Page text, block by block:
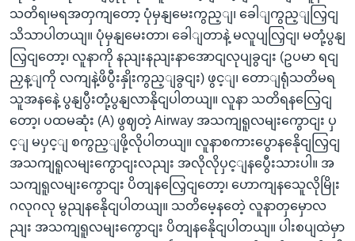
သတိရ၊မရအတှကျတော့ ပုံမှနျမေးကွည့ျ၊ ခေါျကွည့ျလြှငျ
သိသာပါတယျ။ ပုံမှနျမေးတာ၊ ခေါျတာနဲ့ မလူပျလြှငျ၊ မတုံ့ပွနျ
လြှငျတော့၊ လူနာကို နညျးနညျးနာအောငျလုပျခွငျး (ဥပမာ ရငျ
ညှန့ျကို လကျနဲ့ဖိပွီးနှိုးကွည့ျခွငျး) ဖွင့ျ၊ တောျရုံသတိမရ
သူအနနေဲ့ ပွနျပွီးတုံ့ပွနျလာနိုငျပါတယျ။ လူနာ သတိရနလြှေငျ
တော့၊ ပထမဆုံး (A) ဖွဈတဲ့ Airway အသကျရူလမျးကွောငျး ပှ
င့ျ မပှင့ျ စကွည့ျဖို့လိုပါတယျ။ လူနာစကားပွောနနေိုငျလြှငျ
အသကျရူလမျးကွောငျးလညျး အလိုလိုပှင့ျနပွေီးသားပါ။ အ
သကျရူလမျးကွောငျး ပိတျနလြှေငျတော့၊ ဟောကျနသေူလိုမြိုး
ဂလုဂလု မွညျနနေိုငျပါတယျ။ သတိမေ့နတေဲ့ လူနာတှမှောလ
ညျး အသကျရူလမျးကွောငျး ပိတျနနေိုငျပါတယျ။ ပါးစပျထဲမှာ